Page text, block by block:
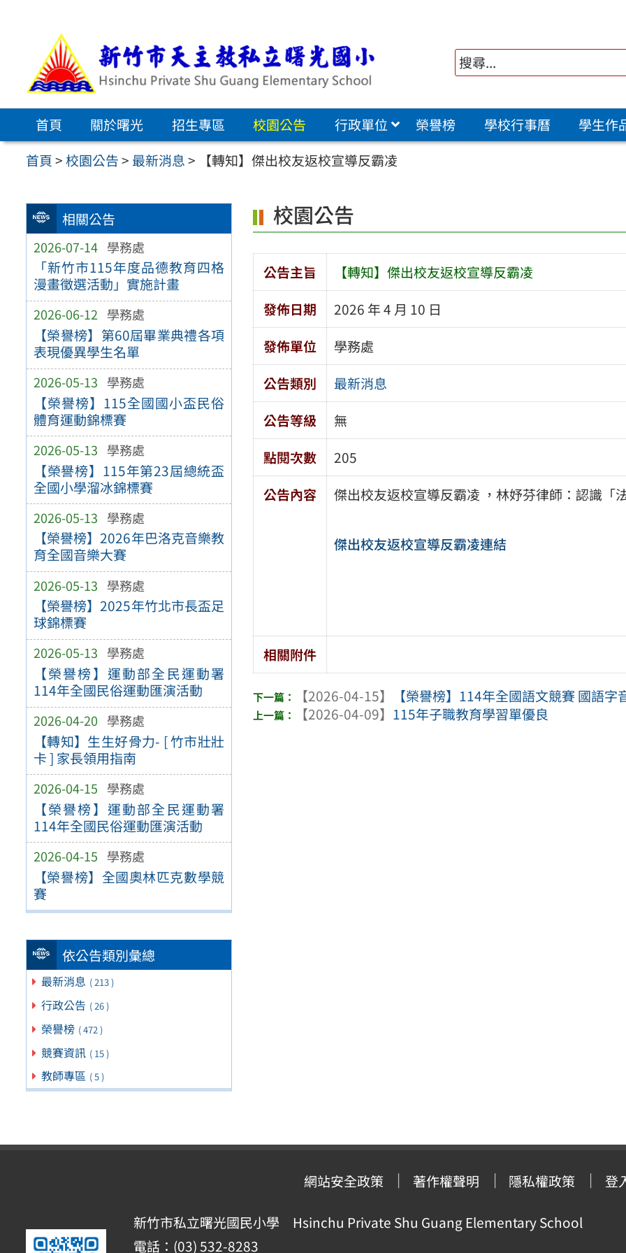
內
首頁 關於曙光 招生專區 校園公告 行政單位 榮譽榜 學校行事曆
學生作
首頁>校園公告> 最新消息> 【轉知】傑出校友返校宣導反霸凌
相關公告
2026-07-14 學務處
「新竹市115年度品德教育四格
漫畫徵選活動」實施計畫
2026-06-12 學務處
【榮譽榜】第60屆畢業典禮各項
表現優異學生名單
2026-05-13 學務處
【榮譽榜】115全國國小盃民俗
體育運動錦標賽
2026-05-13 學務處
【榮譽榜】115年第23屆總統盃
全國小學溜冰錦標賽
2026-05-13 學務處
【榮譽榜】2026年巴洛克音樂教
育全國音樂大賽
2026-05-13 學務處
【榮譽榜】2025年竹北市長盃足
球錦標賽
2026-05-13 學務處
【榮譽榜】運動部全民運動署
114年全國民俗運動匯演活動
2026-04-20 學務處
【轉知】生生好骨力- [ 竹市壯壯
卡 ] 家長領用指南
2026-04-15 學務處
【榮譽榜】運動部全民運動署
114年全國民俗運動匯演活動
2026-04-15 學務處
【榮譽榜】全國奧林匹克數學競
賽
依公告類別彙總
最新消息 ( 213 )
行政公告 ( 26 )
榮譽榜 ( 472 )
競賽資訊 ( 15 )
教師專區 ( 5 )
校園公告
公告主旨
【轉知】傑出校友返校宣導反霸凌
發佈日期
2026 年 4 月 10 日
發佈單位
學務處
公告類別
最新消息
公告等級
無
點閱次數
205
公告內容
傑出校友返校宣導反霸凌 ，林妤芬律師：認識「
傑出校友返校宣導反霸凌連結
相關附件
【2026-04-15】
【榮譽榜】114年全國語文競賽 國語字
【2026-04-09】 115年子職教育學習單優良
網站安全政策 著作權聲明 隱私權政策 登
新竹市私立曙光國民小學 Hsinchu Private Shu Guang Elementary School
電話：(03) 532-8283